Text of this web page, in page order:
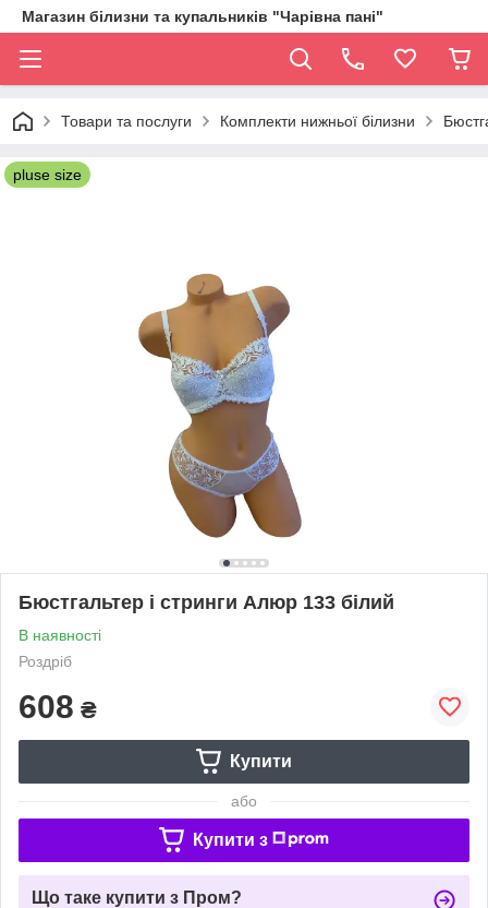
Магазин білизни та купальників "Чарівна пані"
Товари та послуги Комплекти нижньої білизни
pluse size
Бюстгальтер і стринги Алюр 133 білий
В наявності
Роздріб
608 ₴
Купити
або
Купити з
Що таке купити з Пром?